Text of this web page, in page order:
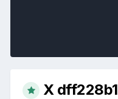
X dff228b1